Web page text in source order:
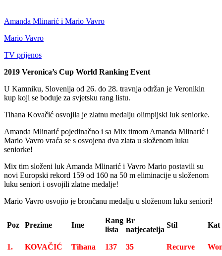
Amanda Mlinarić i Mario Vavro
Mario Vavro
TV prijenos
2019 Veronica’s Cup World Ranking Event
U Kamniku, Slovenija od 26. do 28. travnja održan je Veronikin
kup koji se boduje za svjetsku rang listu.
Tihana Kovačić osvojila je zlatnu medalju olimpijski luk seniorke.
Amanda Mlinarić pojedinačno i sa Mix timom Amanda Mlinarić i
Mario Vavro vraća se s osvojena dva zlata u složenom luku
seniorke!
Mix tim složeni luk Amanda Mlinarić i Vavro Mario postavili su
novi Europski rekord 159 od 160 na 50 m eliminacije u složenom
luku seniori i osvojili zlatne medalje!
Mario Vavro osvojio je brončanu medalju u složenom luku seniori!
Poz Prezime Ime
Rang
lista
Br
natjecatelja
Stil Kat
1. KOVAČIĆ Tihana 137 35 Recurve